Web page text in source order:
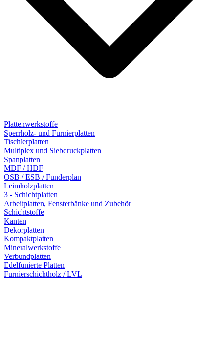
Plattenwerkstoffe
Sperrholz- und Furnierplatten
Tischlerplatten
Multiplex und Siebdruckplatten
Spanplatten
MDF / HDF
OSB / ESB / Funderplan
Leimholzplatten
3 - Schichtplatten
Arbeitplatten, Fensterbänke und Zubehör
Schichtstoffe
Kanten
Dekorplatten
Kompaktplatten
Mineralwerkstoffe
Verbundplatten
Edelfunierte Platten
Furnierschichtholz / LVL